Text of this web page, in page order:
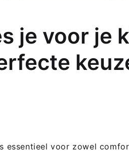
je voor je
essentieel voor zowel